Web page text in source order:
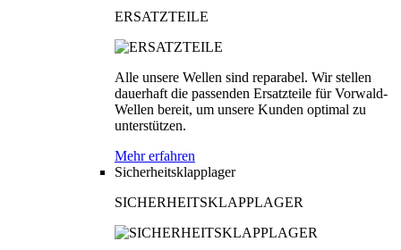
ERSATZTEILE
Alle unsere Wellen sind reparabel. Wir stellen
dauerhaft die passenden Ersatzteile für Vorwald-
Wellen bereit, um unsere Kunden optimal zu
unterstützen.
Mehr erfahren
Sicherheitsklapplager
SICHERHEITSKLAPPLAGER